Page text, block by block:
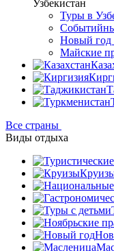
Узбекистан
Туры в
Новый год
Майские
Все страны
Виды отдыха